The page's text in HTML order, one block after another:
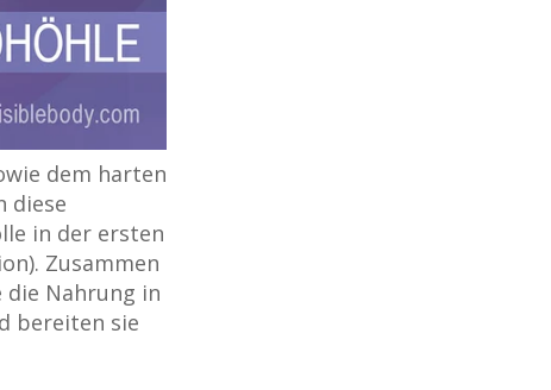
dem harten
diese
in der ersten
Zusammen
die Nahrung in
bereiten sie